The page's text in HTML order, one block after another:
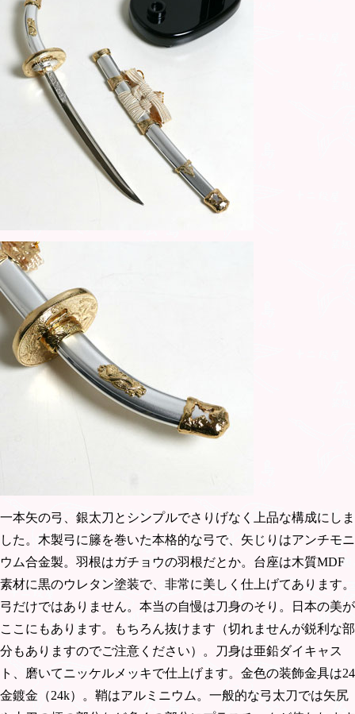
一本矢の弓、銀太刀とシンプルでさりげなく上品な構成にしま
した。木製弓に籐を巻いた本格的な弓で、矢じりはアンチモニ
ウム合金製。羽根はガチョウの羽根だとか。台座は木質MDF
素材に黒のウレタン塗装で、非常に美しく仕上げてあります。
弓だけではありません。本当の自慢は刀身のそり。日本の美が
ここにもあります。もちろん抜けます（切れませんが鋭利な部
分もありますのでご注意ください）。刀身は亜鉛ダイキャス
ト、磨いてニッケルメッキで仕上げます。金色の装飾金具は24
金鍍金（24k）。鞘はアルミニウム。一般的な弓太刀では矢尻